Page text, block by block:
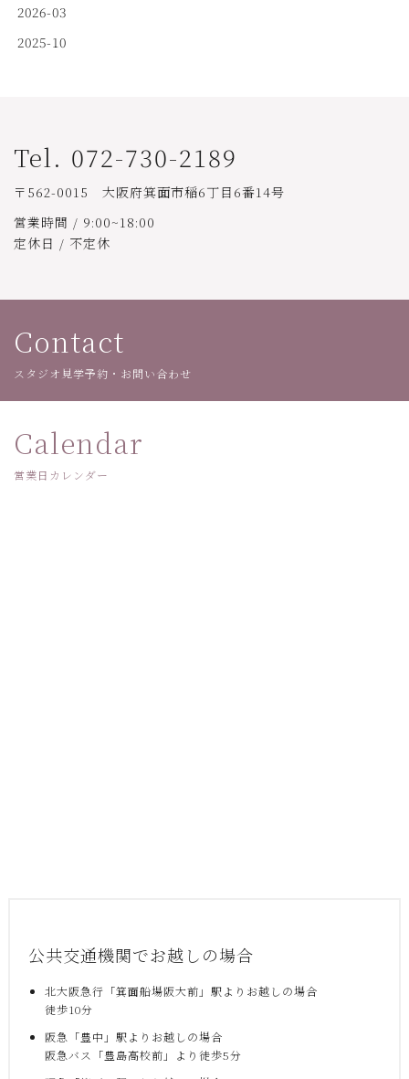
2026-03
2025-10
Tel. 072-730-2189
〒562-0015 大阪府箕面市稲6丁目6番14号
営業時間 / 9:00~18:00
定休日 / 不定休
Contact
スタジオ見学予約・お問い合わせ
Calendar
営業日カレンダー
公共交通機関でお越しの場合
北大阪急行「箕面船場阪大前」駅よりお越しの場合
徒歩10分
阪急「豊中」駅よりお越しの場合
阪急バス「豊島高校前」より徒歩5分